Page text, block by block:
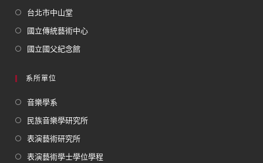
台北市中山堂
國立傳統藝術中心
國立國父紀念館
系所單位
音樂學系
民族音樂學研究所
表演藝術研究所
表演藝術學士學位學程